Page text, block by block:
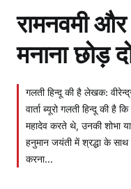
रामनवमी
मनाना छोड़
गलती हिन्दू की है लेखक:
वार्ता ब्यूरो गलती हिन्दू की
महादेव करते थे, उनकी शोभा
हनुमान जयंती में श्रद्धा के साथ
करना…